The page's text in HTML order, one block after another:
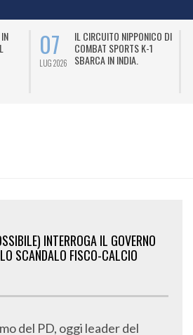
07
LUG 2026
IL CIRCUITO NIPPONICO DI
COMBAT SPORTS K-1
SBARCA IN INDIA.
INTERROGA IL GOVERNO
SCANDALO FISCO-CALCIO
del PD, oggi leader del